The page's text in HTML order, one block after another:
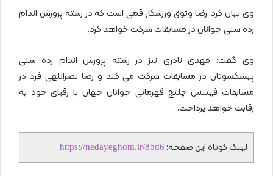
وی بیان کرد: رضا وثوق ورزشکار قمی است که در رشته پرورش اندام
رده سنی جوانان در مسابقات شرکت خواهد کرد.
وی گفت: مهدی نادری نیز در رشته پرورش اندام رده سنی
پیشکسوتان در مسابقات شرکت می کند و رضا نصراللهی فرد در
مسابقات فیتنس چلنج قهرمانی جوانان جهان با رقبای خود به
رقابت خواهد پرداخت.
لینک کوتاه این صفحه: https://nedayeghom.ir/8bd6